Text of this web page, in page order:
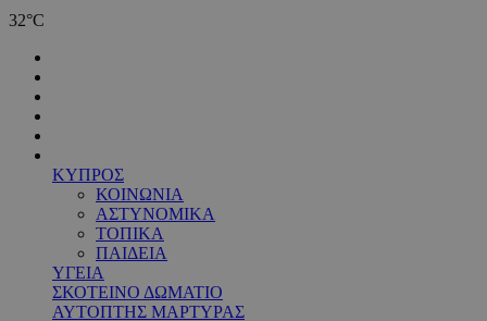
32°C
ΚΥΠΡΟΣ
ΚΟΙΝΩΝΙΑ
ΑΣΤΥΝΟΜΙΚΑ
ΤΟΠΙΚΑ
ΠΑΙΔΕΙΑ
ΥΓΕΙΑ
ΣΚΟΤΕΙΝΟ ΔΩΜΑΤΙΟ
ΑΥΤΟΠΤΗΣ ΜΑΡΤΥΡΑΣ